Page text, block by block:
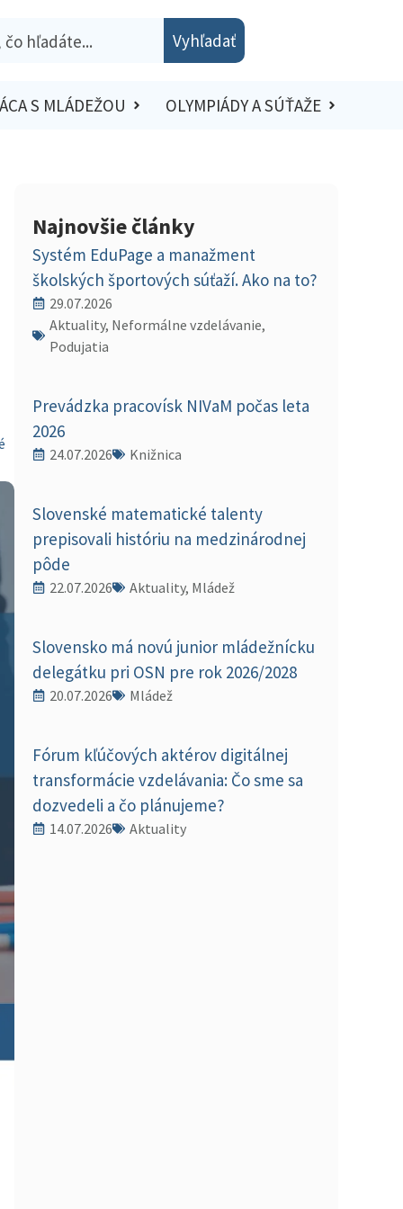
Vyhľadať
S MLÁDEŽOU OLYMPIÁDY A SÚŤAŽE
Najnovšie články
Systém EduPage a manažment
školských športových súťaží. Ako na to?
29.07.2026
Aktuality, Neformálne vzdelávanie,
Podujatia
Prevádzka pracovísk NIVaM počas leta
2026
24.07.2026 Knižnica
Slovenské matematické talenty
prepisovali históriu na medzinárodnej
pôde
22.07.2026 Aktuality, Mládež
Slovensko má novú junior mládežnícku
delegátku pri OSN pre rok 2026/2028
20.07.2026 Mládež
Fórum kľúčových aktérov digitálnej
transformácie vzdelávania: Čo sme sa
dozvedeli a čo plánujeme?
14.07.2026 Aktuality